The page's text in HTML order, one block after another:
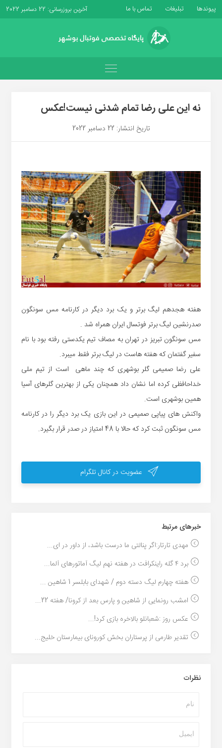
پیوندها تبلیغات تماس با ما آخرین بروزرسانی: 22 دسامبر 2022
نه این علی رضا تمام شدنی نیست!عکس
تاریخ انتشار: 22 دسامبر 2022
هفته هجدهم لیگ برتر و یک برد دیگر در کارنامه مس سونگون
صدرنشین لیگ برتر فوتسال ایران همراه شد .
مس سونگون تبریز در تهران به مصاف تیم یکدستی رفته بود با نام
سفیر گفتمان که هفته هاست در لیگ برتر فقط میبرد.
علی رضا صمیمی گلر بوشهری که چند ماهی است از تیم ملی
خداحافظی کرده اما نشان داد همچنان یکی از بهترین گلرهای آسیا
همین بوشهری است.
واکنش های پیاپی صمیمی در این بازی یک برد دیگر را در کارنامه
مس سونگون ثبت کرد که حالا با 48 امتیاز در صدر قرار بگیرد.
عضویت در کانال تلگرام
خبر‌های مرتبط
مهدی تارتار:اگر پنالتی ما درست باشد، از داور در ای...
برد ۴ گله راینکرافت در هفته نهم لیگ آماتورهای آلما...
هفته چهارم لیگ دسته دوم / شهدای بابلسر 1 شاهین ...
امشب رونمایی از شاهین و پارس بعد از کرونا/ هفته 22...
عکس روز :شعبانلو بالاخره بازی کرد!...
تقدیر طارمی از پرستاران بخش کورونای بیمارستان خلیج...
نظرات